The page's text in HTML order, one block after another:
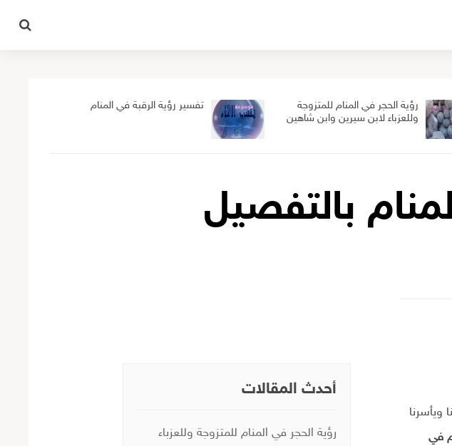
رؤية الحجر في المنام للمتزوجة
وللعزباء لابن سيرين وابن شاهين
تفسير رؤية الرقبة في المنام
بالتفصيل
ويأسرنا
في
أحدث المقالات
رؤية الحجر في المنام للمتزوجة وللعزباء